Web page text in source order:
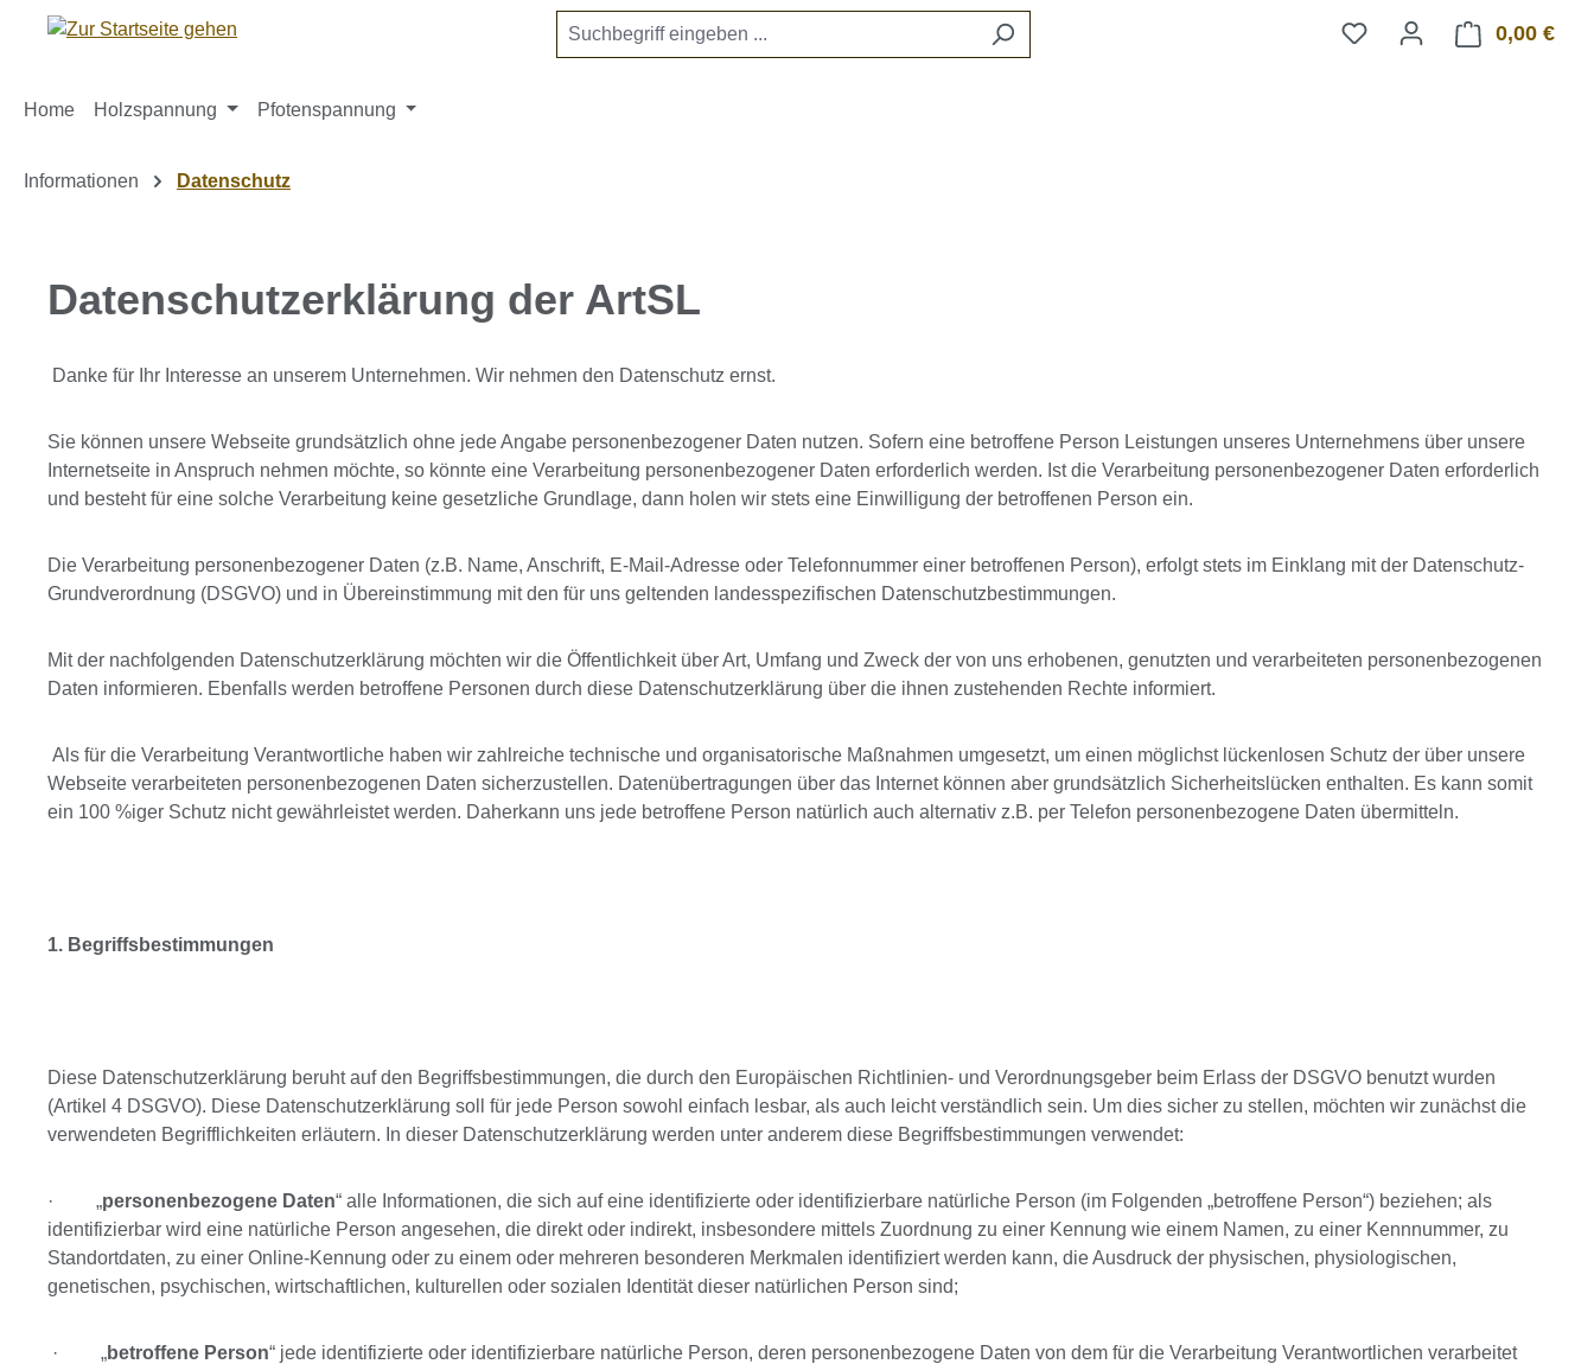
Hauptinhalt springen
Zur Suche springen
Zur Hauptnavigation springen 0,00 €
Home Holzspannung Pfotenspannung
Informationen Datenschutz
Datenschutzerklärung der ArtSL
Danke für Ihr Interesse an unserem Unternehmen. Wir nehmen den Datenschutz ernst.
Sie können unsere Webseite grundsätzlich ohne jede Angabe personenbezogener Daten nutzen. Sofern eine betroffene Person Leistungen unseres Unternehmens über unsere
Internetseite in Anspruch nehmen möchte, so könnte eine Verarbeitung personenbezogener Daten erforderlich werden. Ist die Verarbeitung personenbezogener Daten erforderlich
und besteht für eine solche Verarbeitung keine gesetzliche Grundlage, dann holen wir stets eine Einwilligung der betroffenen Person ein.
Die Verarbeitung personenbezogener Daten (z.B. Name, Anschrift, E-Mail-Adresse oder Telefonnummer einer betroffenen Person), erfolgt stets im Einklang mit der Datenschutz-
Grundverordnung (DSGVO) und in Übereinstimmung mit den für uns geltenden landesspezifischen Datenschutzbestimmungen.
Mit der nachfolgenden Datenschutzerklärung möchten wir die Öffentlichkeit über Art, Umfang und Zweck der von uns erhobenen, genutzten und verarbeiteten personenbezogenen
Daten informieren. Ebenfalls werden betroffene Personen durch diese Datenschutzerklärung über die ihnen zustehenden Rechte informiert.
Als für die Verarbeitung Verantwortliche haben wir zahlreiche technische und organisatorische Maßnahmen umgesetzt, um einen möglichst lückenlosen Schutz der über unsere
Webseite verarbeiteten personenbezogenen Daten sicherzustellen. Datenübertragungen über das Internet können aber grundsätzlich Sicherheitslücken enthalten. Es kann somit
ein 100 %iger Schutz nicht gewährleistet werden. Daherkann uns jede betroffene Person natürlich auch alternativ z.B. per Telefon personenbezogene Daten übermitteln.
1. Begriffsbestimmungen
Diese Datenschutzerklärung beruht auf den Begriffsbestimmungen, die durch den Europäischen Richtlinien- und Verordnungsgeber beim Erlass der DSGVO benutzt wurden
(Artikel 4 DSGVO). Diese Datenschutzerklärung soll für jede Person sowohl einfach lesbar, als auch leicht verständlich sein. Um dies sicher zu stellen, möchten wir zunächst die
verwendeten Begrifflichkeiten erläutern. In dieser Datenschutzerklärung werden unter anderem diese Begriffsbestimmungen verwendet:
· „personenbezogene Daten“ alle Informationen, die sich auf eine identifizierte oder identifizierbare natürliche Person (im Folgenden „betroffene Person“) beziehen; als
identifizierbar wird eine natürliche Person angesehen, die direkt oder indirekt, insbesondere mittels Zuordnung zu einer Kennung wie einem Namen, zu einer Kennnummer, zu
Standortdaten, zu einer Online-Kennung oder zu einem oder mehreren besonderen Merkmalen identifiziert werden kann, die Ausdruck der physischen, physiologischen,
genetischen, psychischen, wirtschaftlichen, kulturellen oder sozialen Identität dieser natürlichen Person sind;
· „betroffene Person“ jede identifizierte oder identifizierbare natürliche Person, deren personenbezogene Daten von dem für die Verarbeitung Verantwortlichen verarbeitet